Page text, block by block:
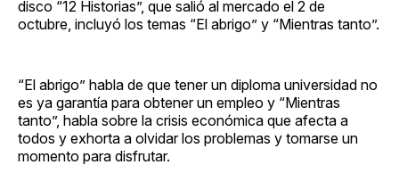
disco “12 Historias”, que salió al mercado el 2 de
octubre, incluyó los temas “El abrigo” y “Mientras tanto”.
“El abrigo” habla de que tener un diploma universidad no
es ya garantía para obtener un empleo y “Mientras
tanto”, habla sobre la crisis económica que afecta a
todos y exhorta a olvidar los problemas y tomarse un
momento para disfrutar.